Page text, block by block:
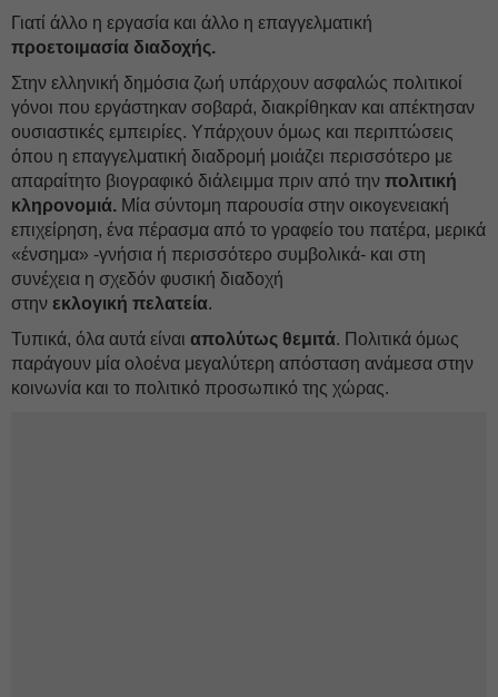
Γιατί άλλο η εργασία και άλλο η επαγγελματική
προετοιμασία διαδοχής.
Στην ελληνική δημόσια ζωή υπάρχουν ασφαλώς πολιτικοί
γόνοι που εργάστηκαν σοβαρά, διακρίθηκαν και απέκτησαν
ουσιαστικές εμπειρίες. Υπάρχουν όμως και περιπτώσεις
όπου η επαγγελματική διαδρομή μοιάζει περισσότερο με
απαραίτητο βιογραφικό διάλειμμα πριν από την πολιτική
κληρονομιά. Μία σύντομη παρουσία στην οικογενειακή
επιχείρηση, ένα πέρασμα από το γραφείο του πατέρα, μερικά
«ένσημα» -γνήσια ή περισσότερο συμβολικά- και στη
συνέχεια η σχεδόν φυσική διαδοχή
στην εκλογική πελατεία.
Τυπικά, όλα αυτά είναι απολύτως θεμιτά. Πολιτικά όμως
παράγουν μία ολοένα μεγαλύτερη απόσταση ανάμεσα στην
κοινωνία και το πολιτικό προσωπικό της χώρας.